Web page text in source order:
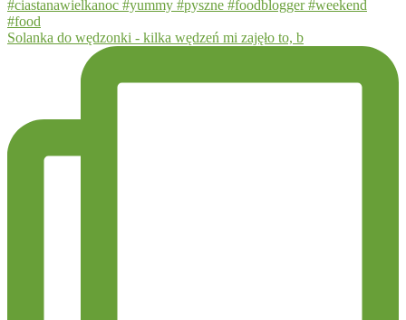
Solanka do wędzonki - kilka wędzeń mi zajęło to, b